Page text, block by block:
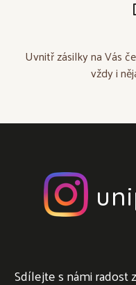
Uvnitř zásilky na Vás
vždy i
Sdílejte s námi radost